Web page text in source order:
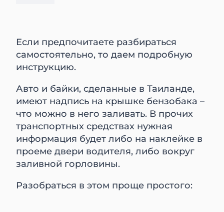
Если предпочитаете разбираться
самостоятельно, то даем подробную
инструкцию.
Авто и байки, сделанные в Таиланде,
имеют надпись на крышке бензобака –
что можно в него заливать. В прочих
транспортных средствах нужная
информация будет либо на наклейке в
проеме двери водителя, либо вокруг
заливной горловины.
Разобраться в этом проще простого: